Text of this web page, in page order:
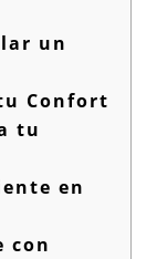
un
Confort
tu
en
con